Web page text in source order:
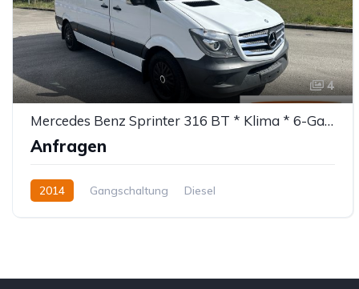
4
Mercedes Benz Sprinter 316 BT * Klima * 6-Gang
Anfragen
2014 Gangschaltung Diesel